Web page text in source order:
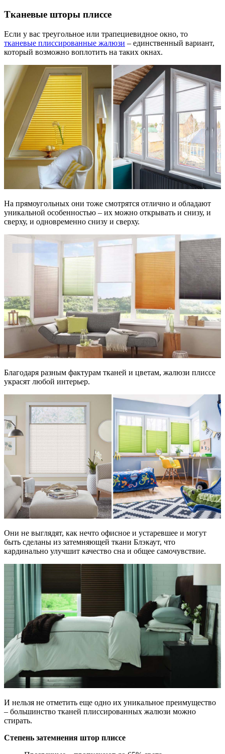
Тканевые шторы плиссе
Если у вас треугольное или трапециевидное окно, то
тканевые плиссированные жалюзи – единственный вариант,
который возможно воплотить на таких окнах.
На прямоугольных они тоже смотрятся отлично и обладают
уникальной особенностью – их можно открывать и снизу, и
сверху, и одновременно снизу и сверху.
Благодаря разным фактурам тканей и цветам, жалюзи плиссе
украсят любой интерьер.
Они не выглядят, как нечто офисное и устаревшее и могут
быть сделаны из затемняющей ткани Блэкаут, что
кардинально улучшит качество сна и общее самочувствие.
И нельзя не отметить еще одно их уникальное преимущество
– большинство тканей плиссированных жалюзи можно
стирать.
Степень затемнения штор плиссе